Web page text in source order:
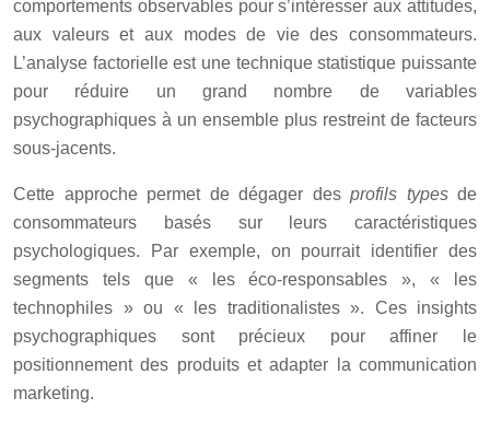
comportements observables pour s’intéresser aux attitudes,
aux valeurs et aux modes de vie des consommateurs.
L’analyse factorielle est une technique statistique puissante
pour réduire un grand nombre de variables
psychographiques à un ensemble plus restreint de facteurs
sous-jacents.
Cette approche permet de dégager des profils types de
consommateurs basés sur leurs caractéristiques
psychologiques. Par exemple, on pourrait identifier des
segments tels que « les éco-responsables », « les
technophiles » ou « les traditionalistes ». Ces insights
psychographiques sont précieux pour affiner le
positionnement des produits et adapter la communication
marketing.